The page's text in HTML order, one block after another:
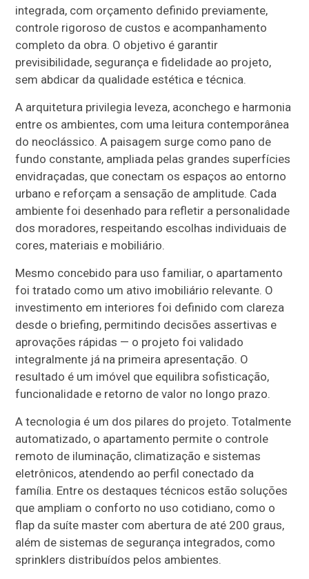
integrada, com orçamento definido previamente,
controle rigoroso de custos e acompanhamento
completo da obra. O objetivo é garantir
previsibilidade, segurança e fidelidade ao projeto,
sem abdicar da qualidade estética e técnica.
A arquitetura privilegia leveza, aconchego e harmonia
entre os ambientes, com uma leitura contemporânea
do neoclássico. A paisagem surge como pano de
fundo constante, ampliada pelas grandes superfícies
envidraçadas, que conectam os espaços ao entorno
urbano e reforçam a sensação de amplitude. Cada
ambiente foi desenhado para refletir a personalidade
dos moradores, respeitando escolhas individuais de
cores, materiais e mobiliário.
Mesmo concebido para uso familiar, o apartamento
foi tratado como um ativo imobiliário relevante. O
investimento em interiores foi definido com clareza
desde o briefing, permitindo decisões assertivas e
aprovações rápidas — o projeto foi validado
integralmente já na primeira apresentação. O
resultado é um imóvel que equilibra sofisticação,
funcionalidade e retorno de valor no longo prazo.
A tecnologia é um dos pilares do projeto. Totalmente
automatizado, o apartamento permite o controle
remoto de iluminação, climatização e sistemas
eletrônicos, atendendo ao perfil conectado da
família. Entre os destaques técnicos estão soluções
que ampliam o conforto no uso cotidiano, como o
flap da suíte master com abertura de até 200 graus,
além de sistemas de segurança integrados, como
sprinklers distribuídos pelos ambientes.